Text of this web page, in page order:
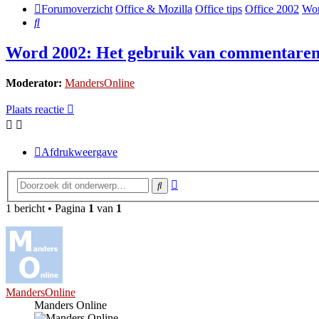
Forumoverzicht Office & Mozilla Office tips Office 2002
Zoek
Word 2002: Het gebruik van
Moderator: MandersOnline
Plaats reactie
Afdrukweergave
Zoek
1 bericht • Pagina 1 van 1
MandersOnline
Manders Online